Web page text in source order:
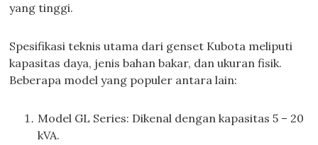
yang tinggi.
Spesifikasi teknis utama dari genset Kubota meliputi
kapasitas daya, jenis bahan bakar, dan ukuran fisik.
Beberapa model yang populer antara lain:
Model GL Series: Dikenal dengan kapasitas 5 – 20
kVA.